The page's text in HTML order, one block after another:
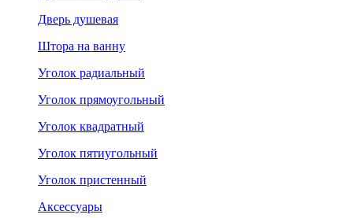
Дверь душевая
Штора на ванну
Уголок радиальный
Уголок прямоугольный
Уголок квадратный
Уголок пятиугольный
Уголок пристенный
Аксессуары